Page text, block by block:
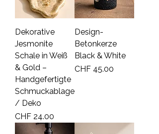
Dekorative
Jesmonite
Schale in Weiß
& Gold –
Handgefertigte
Schmuckablage
/ Deko
Price
CHF 24.00
Design-
Betonkerze
Black & White
Price
CHF 45.00